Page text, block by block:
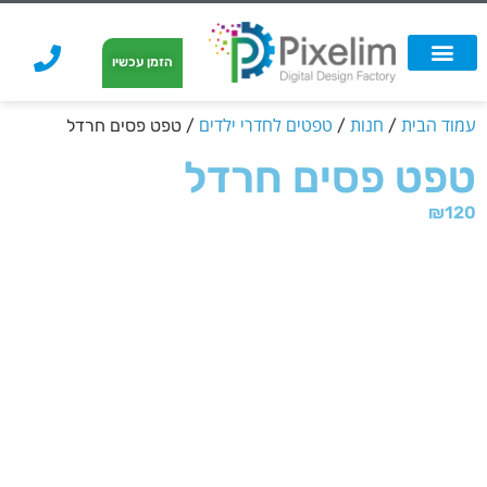
הזמן עכשיו
עמוד הבית / חנות / טפטים לחדרי ילדים / טפט פסים חרדל
טפט פסים חרדל
₪120